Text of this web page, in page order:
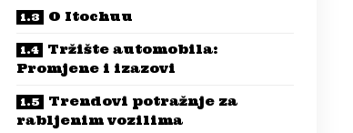
O Itochuu
Tržište automobila:
Promjene i izazovi
Trendovi potražnje za
rabljenim vozilima